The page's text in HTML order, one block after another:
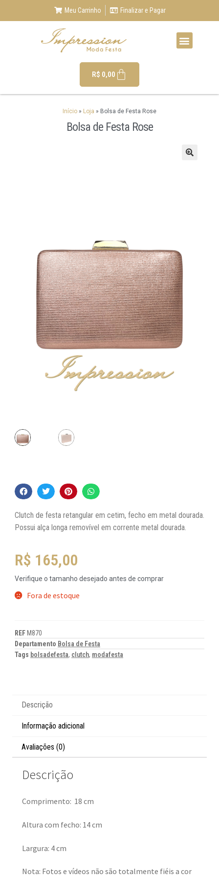
Meu Carrinho Finalizar e Pagar
R$ 0,00
Início » Loja » Bolsa de Festa Rose
Bolsa de Festa Rose
Clutch de festa retangular em cetim, fecho em metal dourada.
Possui alça longa removível em corrente metal dourada.
R$ 165,00
Verifique o tamanho desejado antes de comprar
Fora de estoque
REF M870
Departamento Bolsa de Festa
Tags bolsadefesta, clutch, modafesta
Descrição
Informação adicional
Avaliações (0)
Descrição
Comprimento: 18 cm
Altura com fecho: 14 cm
Largura: 4 cm
Nota: Fotos e vídeos não são totalmente fiéis a cor